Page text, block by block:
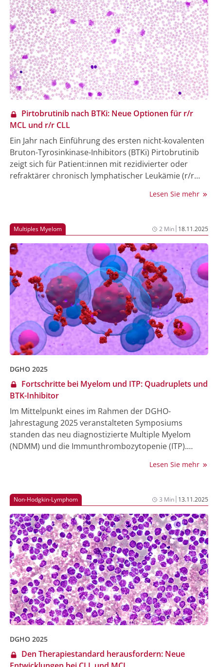
Tagung wurden die finalen Ergebnisse der Phase-I/II-
Studie BRUIN nach einer Nachbeobachtungszeit von
mehr als 5 Jahren vorgestellt, wobei der Schwerpunkt
auf der Wirksamkeit und Sicherheit von Pirtobrutinib
bei Patient:innen mit CLL/SLL nach einer cBTKi-
Behandlung lag [1].
Pirtobrutinib nach BTKi: Neue Optionen für r/r
MCL und r/r CLL
Ein Jahr nach Einführung des ersten nicht-kovalenten
Bruton-Tyrosinkinase-Inhibitors (BTKi) Pirtobrutinib
zeigt sich für Patient:innen mit rezidivierter oder
refraktärer chronisch lymphatischer Leukämie (r/r
therapeutischer Fortschritt. Die Substanz ermöglicht
BTKi-Vortherapie und zeigt in klinischen Studien ein
relevantes, anhaltendes Ansprechen bei gleichzeitig
guter Verträglichkeit.
Lesen Sie mehr
Multiples Myelom 2 Min| 18.11.2025
DGHO 2025
Fortschritte bei Myelom und ITP: Quadruplets und
BTK-Inhibitor
Im Mittelpunkt eines im Rahmen der DGHO-
Jahrestagung 2025 veranstalteten Symposiums
standen das neu diagnostizierte Multiple Myelom
(NDMM) und die Immunthrombozytopenie (ITP).
CD38-Antikörpern sowie neue Strategien mit dem
Immunthrombozytopenie.
Lesen Sie mehr
Non-Hodgkin-Lymphom 3 Min| 13.11.2025
DGHO 2025
Den Therapiestandard herausfordern: Neue